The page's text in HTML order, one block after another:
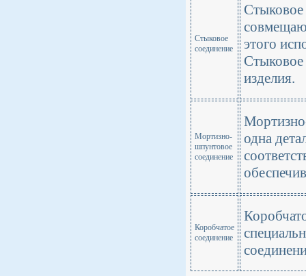
Стыковое
соединение
Стыковое
этого
Стыковое
изделия.
Мортизно-
шпунтовое
соединение
одна
Коробчатое
соединение